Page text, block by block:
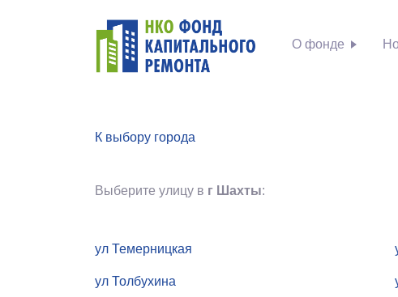
О фонде
К выбору города
Выберите улицу в г Шахты:
ул Темерницкая
ул Толбухина